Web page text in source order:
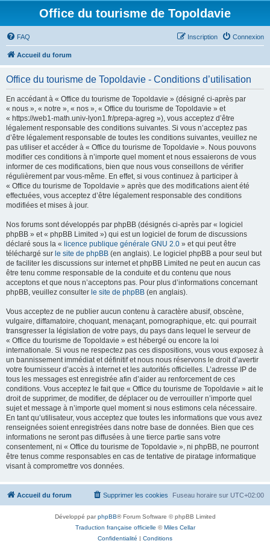
Office du tourisme de Topoldavie
FAQ Connexion
Inscription
Accueil du forum
Office du tourisme de Topoldavie - Conditions d’utilisation
En accédant à « Office du tourisme de Topoldavie » (désigné ci-après par
« nous », « notre », « nos », « Office du tourisme de Topoldavie » et
« https://web1-math.univ-lyon1.fr/prepa-agreg »), vous acceptez d’être
légalement responsable des conditions suivantes. Si vous n’acceptez pas
d’être légalement responsable de toutes les conditions suivantes, veuillez ne
pas utiliser et accéder à « Office du tourisme de Topoldavie ». Nous pouvons
modifier ces conditions à n’importe quel moment et nous essaierons de vous
informer de ces modifications, bien que nous vous conseillons de vérifier
régulièrement par vous-même. En effet, si vous continuez à participer à
« Office du tourisme de Topoldavie » après que des modifications aient été
effectuées, vous acceptez d’être légalement responsable des conditions
modifiées et mises à jour.
Nos forums sont développés par phpBB (désignés ci-après par « logiciel
phpBB » et « phpBB Limited ») qui est un logiciel de forum de discussions
déclaré sous la « licence publique générale GNU 2.0 » et qui peut être
téléchargé sur le site de phpBB (en anglais). Le logiciel phpBB a pour seul but
de faciliter les discussions sur internet et phpBB Limited ne peut en aucun cas
être tenu comme responsable de la conduite et du contenu que nous
acceptons et que nous n’acceptons pas. Pour plus d’informations concernant
phpBB, veuillez consulter le site de phpBB (en anglais).
Vous acceptez de ne publier aucun contenu à caractère abusif, obscène,
vulgaire, diffamatoire, choquant, menaçant, pornographique, etc. qui pourrait
transgresser la législation de votre pays, du pays dans lequel le serveur de
« Office du tourisme de Topoldavie » est hébergé ou encore la loi
internationale. Si vous ne respectez pas ces dispositions, vous vous exposez à
un bannissement immédiat et définitif et nous nous réservons le droit d’avertir
votre fournisseur d’accès à internet et les autorités officielles. L’adresse IP de
tous les messages est enregistrée afin d’aider au renforcement de ces
conditions. Vous acceptez le fait que « Office du tourisme de Topoldavie » ait le
droit de supprimer, de modifier, de déplacer ou de verrouiller n’importe quel
sujet et message à n’importe quel moment si nous estimons cela nécessaire.
En tant qu’utilisateur, vous acceptez que toutes les informations que vous avez
renseignées soient enregistrées dans notre base de données. Bien que ces
informations ne seront pas diffusées à une tierce partie sans votre
consentement, ni « Office du tourisme de Topoldavie », ni phpBB, ne pourront
être tenus comme responsables en cas de tentative de piratage informatique
visant à compromettre vos données.
Accueil du forum Fuseau horaire sur UTC+02:00
Supprimer les cookies
Développé parphpBB® Forum Software © phpBB Limited
Traduction française officielle ©Miles Cellar
Confidentialité | Conditions